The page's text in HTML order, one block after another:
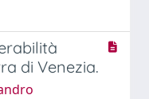
di Venezia.